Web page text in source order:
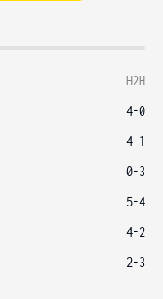
H2H
4-0
4-1
0-3
5-4
4-2
2-3